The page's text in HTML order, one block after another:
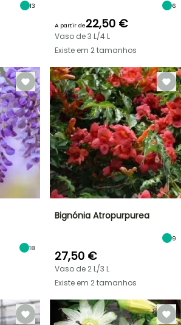
13 6
A partir de22,50 €
Vaso de 3 L/4 L
Existe em 2 tamanhos
18
Bignónia Atropurpurea
9
27,50 €
Vaso de 2 L/3 L
Existe em 2 tamanhos